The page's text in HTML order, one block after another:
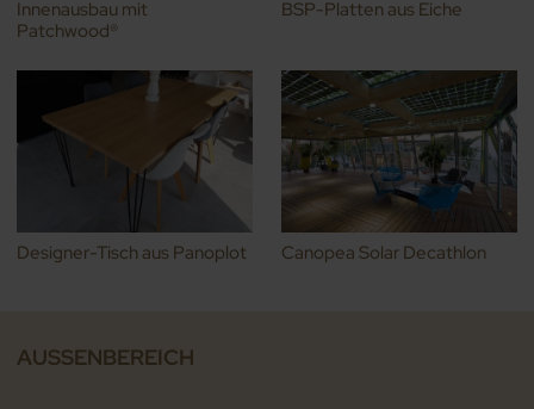
Innenausbau mit
Patchwood®
BSP-Platten aus Eiche
Designer-Tisch aus Panoplot Canopea Solar Decathlon
AUSSENBEREICH